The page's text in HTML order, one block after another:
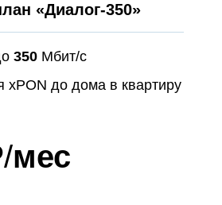
«Диалог-350»
350 Мбит/с
xPON до дома в квартиру
/мес